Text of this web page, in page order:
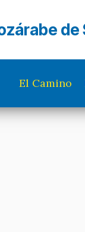
de
El Camino